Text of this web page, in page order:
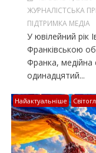
ЖУРНАЛІСТСЬКА
ПІДТРИМКА МЕДІА
У ювілейний рік
Франківською
Франка, медійна
одинадцятий...
Найактуальніше